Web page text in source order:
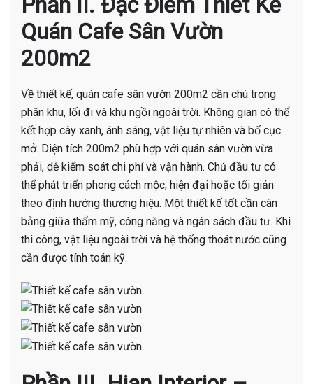
Quán Cafe Sân Vườn
200m2
Về thiết kế, quán cafe sân vườn 200m2 cần chú trọng
phân khu, lối đi và khu ngồi ngoài trời. Không gian có thể
kết hợp cây xanh, ánh sáng, vật liệu tự nhiên và bố cục
mở. Diện tích 200m2 phù hợp với quán sân vườn vừa
phải, dễ kiểm soát chi phí và vận hành. Chủ đầu tư có
thể phát triển phong cách mộc, hiện đại hoặc tối giản
theo định hướng thương hiệu. Một thiết kế tốt cần cân
bằng giữa thẩm mỹ, công năng và ngân sách đầu tư. Khi
thi công, vật liệu ngoài trời và hệ thống thoát nước cũng
cần được tính toán kỹ.